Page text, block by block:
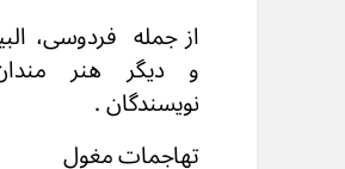
از جمله فردوسی،
و دیگر هنر
نویسندگان .
تهاجمات مغول